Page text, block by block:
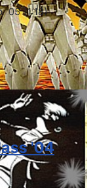
'05 (1:18)
'04